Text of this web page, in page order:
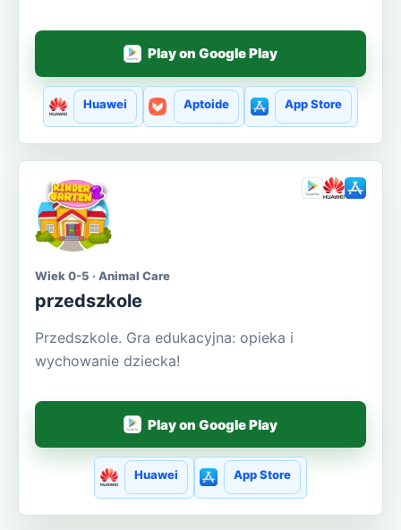
Play on Google Play
Huawei Aptoide App Store
Wiek 0-5 · Animal Care
przedszkole
Przedszkole. Gra edukacyjna: opieka i
wychowanie dziecka!
Play on Google Play
Huawei App Store